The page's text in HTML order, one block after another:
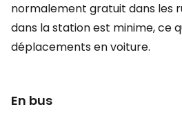
normalement gratuit dans les
dans la station est minime, ce
déplacements en voiture.
En bus